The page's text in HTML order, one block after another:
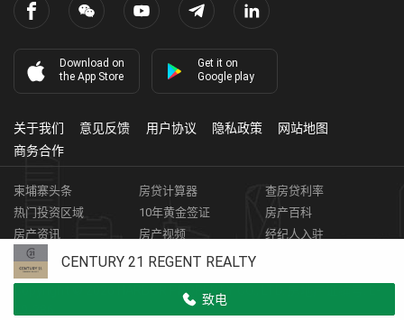
CENTURY 21 REGENT REALTY
致电
Download on
the App Store
Get it on
Google play
关于我们 意见反馈 用户协议 隐私政策
网站地图
商务合作
柬埔寨头条 房贷计算器
查房贷利率
热门投资区域
10年黄金签证
房产百科
房产资讯
房产视频
经纪人入驻
获取客资
柬埔寨房地产APP
HARBOR PROPERTY CO., LTD.